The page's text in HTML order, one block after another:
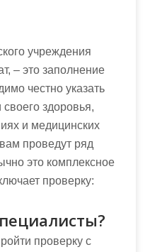
учреждения
– это заполнение
честно указать
здоровья,
и медицинских
проведут ряд
это комплексное
проверку:
проверку с